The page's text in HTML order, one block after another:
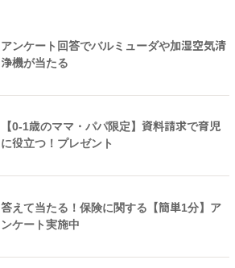
アンケート回答でバルミューダや加湿空気清
浄機が当たる
【0-1歳のママ・パパ限定】資料請求で育児
に役立つ！プレゼント
答えて当たる！保険に関する【簡単1分】ア
ンケート実施中